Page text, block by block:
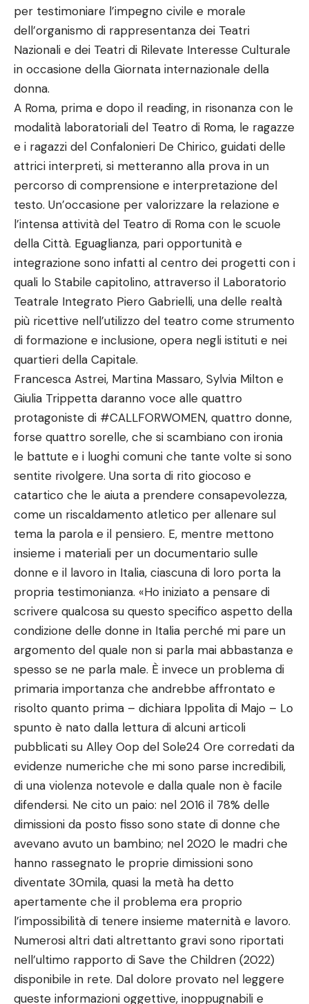
per testimoniare l’impegno civile e morale
dell’organismo di rappresentanza dei Teatri
Nazionali e dei Teatri di Rilevate Interesse Culturale
in occasione della Giornata internazionale della
donna.
A Roma, prima e dopo il reading, in risonanza con le
modalità laboratoriali del Teatro di Roma, le ragazze
e i ragazzi del Confalonieri De Chirico, guidati delle
attrici interpreti, si metteranno alla prova in un
percorso di comprensione e interpretazione del
testo. Un’occasione per valorizzare la relazione e
l’intensa attività del Teatro di Roma con le scuole
della Città. Eguaglianza, pari opportunità e
integrazione sono infatti al centro dei progetti con i
quali lo Stabile capitolino, attraverso il Laboratorio
Teatrale Integrato Piero Gabrielli, una delle realtà
più ricettive nell’utilizzo del teatro come strumento
di formazione e inclusione, opera negli istituti e nei
quartieri della Capitale.
Francesca Astrei, Martina Massaro, Sylvia Milton e
Giulia Trippetta daranno voce alle quattro
protagoniste di #CALLFORWOMEN, quattro donne,
forse quattro sorelle, che si scambiano con ironia
le battute e i luoghi comuni che tante volte si sono
sentite rivolgere. Una sorta di rito giocoso e
catartico che le aiuta a prendere consapevolezza,
come un riscaldamento atletico per allenare sul
tema la parola e il pensiero. E, mentre mettono
insieme i materiali per un documentario sulle
donne e il lavoro in Italia, ciascuna di loro porta la
propria testimonianza. «Ho iniziato a pensare di
scrivere qualcosa su questo specifico aspetto della
condizione delle donne in Italia perché mi pare un
argomento del quale non si parla mai abbastanza e
spesso se ne parla male. È invece un problema di
primaria importanza che andrebbe affrontato e
risolto quanto prima – dichiara Ippolita di Majo – Lo
spunto è nato dalla lettura di alcuni articoli
pubblicati su Alley Oop del Sole24 Ore corredati da
evidenze numeriche che mi sono parse incredibili,
di una violenza notevole e dalla quale non è facile
difendersi. Ne cito un paio: nel 2016 il 78% delle
dimissioni da posto fisso sono state di donne che
avevano avuto un bambino; nel 2020 le madri che
hanno rassegnato le proprie dimissioni sono
diventate 30mila, quasi la metà ha detto
apertamente che il problema era proprio
l’impossibilità di tenere insieme maternità e lavoro.
Numerosi altri dati altrettanto gravi sono riportati
nell’ultimo rapporto di Save the Children (2022)
disponibile in rete. Dal dolore provato nel leggere
queste informazioni oggettive, inoppugnabili e